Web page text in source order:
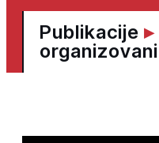
Publikacije ▸